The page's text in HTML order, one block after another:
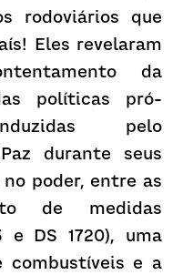
rodoviários que
Eles revelaram
da
políticas pró-
pelo
durante seus
poder, entre as
de medidas
e DS 1720), uma
combustíveis e a